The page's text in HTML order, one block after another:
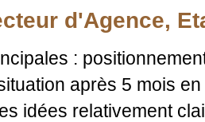
d'Agence,
:
après 5 mois
idées relativement